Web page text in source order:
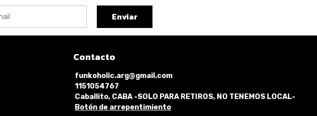
Enviar
Contacto
funkoholic.arg@gmail.com
1151054767
Caballito, CABA -SOLO PARA RETIROS, NO TENEMOS LOCAL-
Botón de arrepentimiento